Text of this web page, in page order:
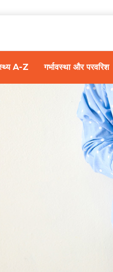
A-Z गर्भावस्था और परवरिश